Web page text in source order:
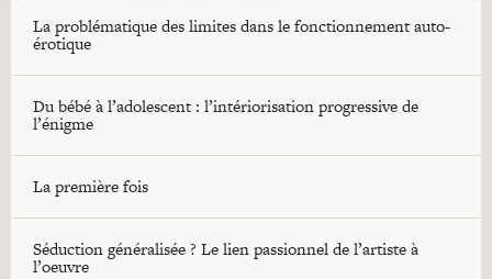
La problématique des limites dans le fonctionnement auto-
érotique
Du bébé à l’adolescent : l’intériorisation progressive de
l’énigme
La première fois
Séduction généralisée ? Le lien passionnel de l’artiste à
l’oeuvre